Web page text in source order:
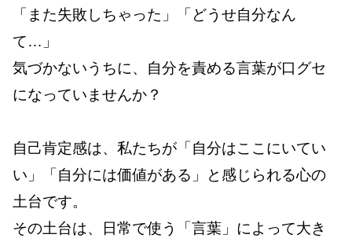
「また失敗しちゃった」「どうせ自分なん
て…」
気づかないうちに、自分を責める言葉が口グセ
になっていませんか？
自己肯定感は、私たちが「自分はここにいてい
い」「自分には価値がある」と感じられる心の
土台です。
その土台は、日常で使う「言葉」によって大き